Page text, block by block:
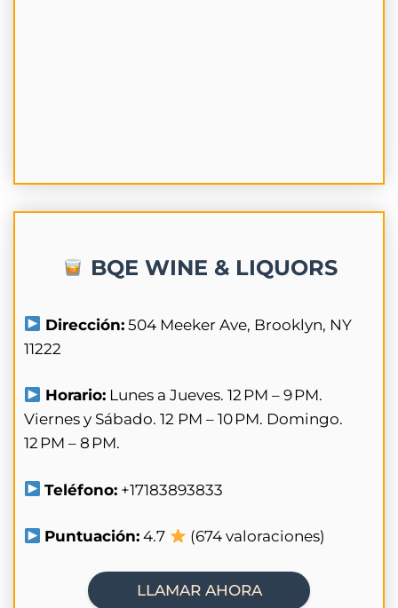
BQE WINE & LIQUORS
Dirección: 504 Meeker Ave, Brooklyn, NY
11222
Horario: Lunes a Jueves. 12 PM – 9 PM.
Viernes y Sábado. 12 PM – 10 PM. Domingo.
12 PM – 8 PM.
Teléfono: +17183893833
Puntuación: 4.7 (674 valoraciones)
LLAMAR AHORA